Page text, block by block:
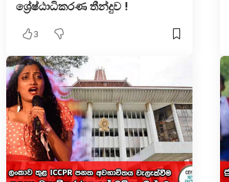
ශ්‍රේෂ්ඨාධිකරණ තීන්දුව !
3